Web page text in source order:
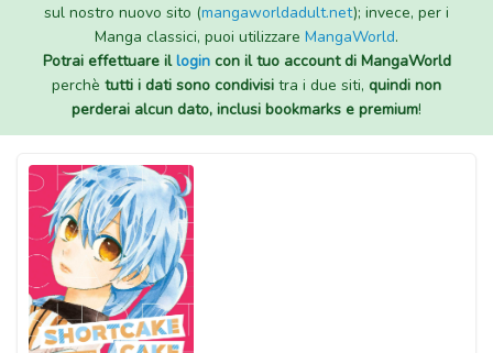
sul nostro nuovo sito (mangaworldadult.net); invece, per i
Manga classici, puoi utilizzare MangaWorld.
Potrai effettuare illogincon il tuo account di MangaWorld
perchè tutti i dati sono condivisi tra i due siti, quindi non
perderai alcun dato, inclusi bookmarks e premium!